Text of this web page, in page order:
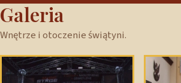
Galeria
Wnętrze i otoczenie świątyni.